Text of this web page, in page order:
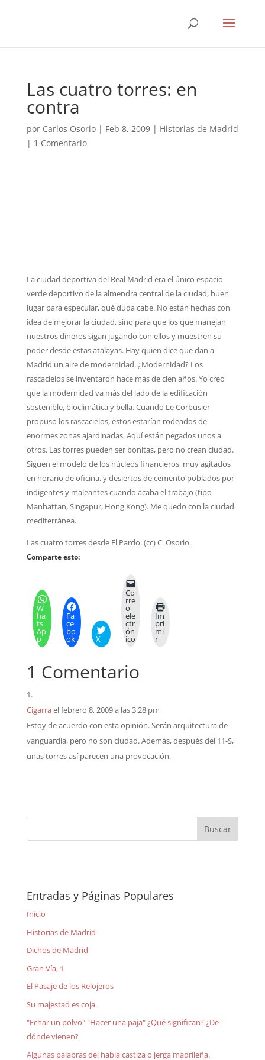
Las cuatro torres: en
contra
por Carlos Osorio| Feb 8, 2009| Historias de Madrid
| 1 Comentario
La ciudad deportiva del Real Madrid era el único espacio
verde deportivo de la almendra central de la ciudad, buen
lugar para especular, qué duda cabe. No están hechas con
idea de mejorar la ciudad, sino para que los que manejan
nuestros dineros sigan jugando con ellos y muestren su
poder desde estas atalayas. Hay quien dice que dan a
Madrid un aire de modernidad. ¿Modernidad? Los
rascacielos se inventaron hace más de cien años. Yo creo
que la modernidad va más del lado de la edificación
sostenible, bioclimática y bella. Cuando Le Corbusier
propuso los rascacielos, estos estarían rodeados de
enormes zonas ajardinadas. Aquí están pegados unos a
otros. Las torres pueden ser bonitas, pero no crean ciudad.
Siguen el modelo de los núcleos financieros, muy agitados
en horario de oficina, y desiertos de cemento poblados por
indigentes y maleantes cuando acaba el trabajo (tipo
Manhattan, Singapur, Hong Kong). Me quedo con la ciudad
mediterránea.
Las cuatro torres desde El Pardo. (cc) C. Osorio.
Comparte esto:
W
ha
ts
Ap
p
Fa
ce
bo
ok X
Co
rre
o
ele
ctr
ón
ico
Im
pri
mi
r
1 Comentario
Cigarrael febrero 8, 2009 a las 3:28 pm
Estoy de acuerdo con esta opinión. Serán arquitectura de
vanguardia, pero no son ciudad. Además, después del 11-S,
unas torres así parecen una provocación.
Entradas y Páginas Populares
Inicio
Historias de Madrid
Dichos de Madrid
Gran Vía, 1
El Pasaje de los Relojeros
Su majestad es coja.
"Echar un polvo" "Hacer una paja" ¿Qué significan? ¿De
dónde vienen?
Algunas palabras del habla castiza o jerga madrileña.